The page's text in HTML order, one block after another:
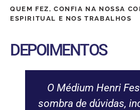
QUEM FEZ, CONFIA NA NOSSA
ESPIRITUAL E NOS TRABALHOS
DEPOIMENTOS
O Médium Henri
sombra de dúvidas,